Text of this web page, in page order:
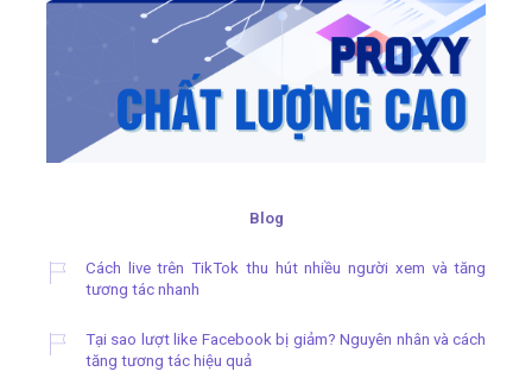
Blog
Cách live trên TikTok thu hút nhiều người xem và tăng
tương tác nhanh
Tại sao lượt like Facebook bị giảm? Nguyên nhân và cách
tăng tương tác hiệu quả